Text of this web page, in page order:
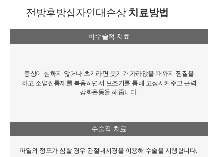
전방후방십자인대손상 치료방법
비수술적 치료
증상이 심하지 않거나 초기라면 붓기가 가라앉을 때까지 찜질을
하고 소염진통제를 복용하면서 보조기를 통해 고정시켜주고 근력
강화운동을 해줍니다.
수술적 치료
파열의 정도가 심할 경우 관절내시경을 이용해 수술을 시행합니다.